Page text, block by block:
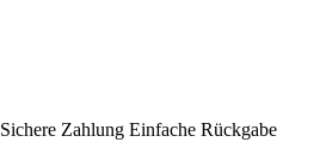
Sichere Zahlung Einfache Rückgabe